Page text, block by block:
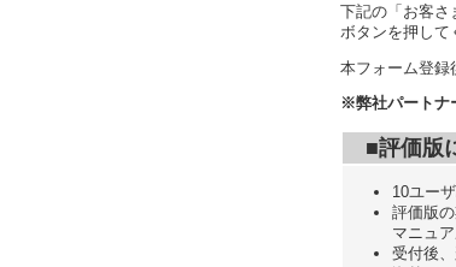
下記の「お客さ
ボタンを押して
本フォーム登録
※弊社パートナ
■評価版
10ユー
評価版
マニュ
受付後